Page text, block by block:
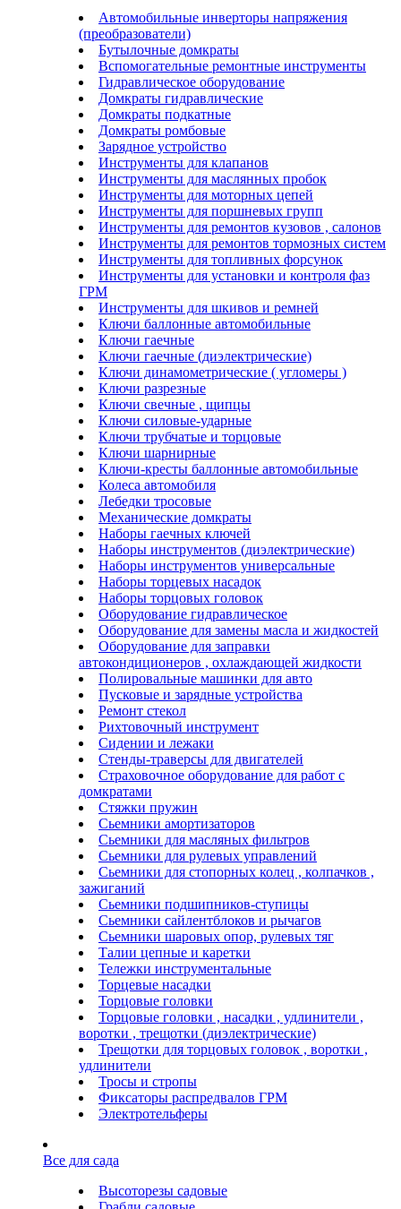
Автомобильные инверторы напряжения
(преобразователи)
Бутылочные домкраты
Вспомогательные ремонтные инструменты
Гидравлическое оборудование
Домкраты гидравлические
Домкраты подкатные
Домкраты ромбовые
Зарядное устройство
Инструменты для клапанов
Инструменты для маслянных пробок
Инструменты для моторных цепей
Инструменты для поршневых групп
Инструменты для ремонтов кузовов , салонов
Инструменты для ремонтов тормозных систем
Инструменты для топливных форсунок
Инструменты для установки и контроля фаз
ГРМ
Инструменты для шкивов и ремней
Ключи баллонные автомобильные
Ключи гаечные
Ключи гаечные (диэлектрические)
Ключи динамометрические ( угломеры )
Ключи разрезные
Ключи свечные , щипцы
Ключи силовые-ударные
Ключи трубчатые и торцовые
Ключи шарнирные
Ключи-кресты баллонные автомобильные
Колеса автомобиля
Лебедки тросовые
Механические домкраты
Наборы гаечных ключей
Наборы инструментов (диэлектрические)
Наборы инструментов универсальные
Наборы торцевых насадок
Наборы торцовых головок
Оборудование гидравлическое
Оборудование для замены масла и жидкостей
Оборудование для заправки
автокондиционеров , охлаждающей жидкости
Полировальные машинки для авто
Пусковые и зарядные устройства
Ремонт стекол
Рихтовочный инструмент
Сидении и лежаки
Стенды-траверсы для двигателей
Страховочное оборудование для работ с
домкратами
Стяжки пружин
Сьемники амортизаторов
Сьемники для масляных фильтров
Сьемники для рулевых управлений
Сьемники для стопорных колец , колпачков ,
зажиганий
Сьемники подшипников-ступицы
Сьемники сайлентблоков и рычагов
Сьемники шаровых опор, рулевых тяг
Талии цепные и каретки
Тележки инструментальные
Торцевые насадки
Торцовые головки
Торцовые головки , насадки , удлинители ,
воротки , трещотки (диэлектрические)
Трещотки для торцовых головок , воротки ,
удлинители
Тросы и стропы
Фиксаторы распредвалов ГРМ
Электротельферы
Все для сада
Высоторезы садовые